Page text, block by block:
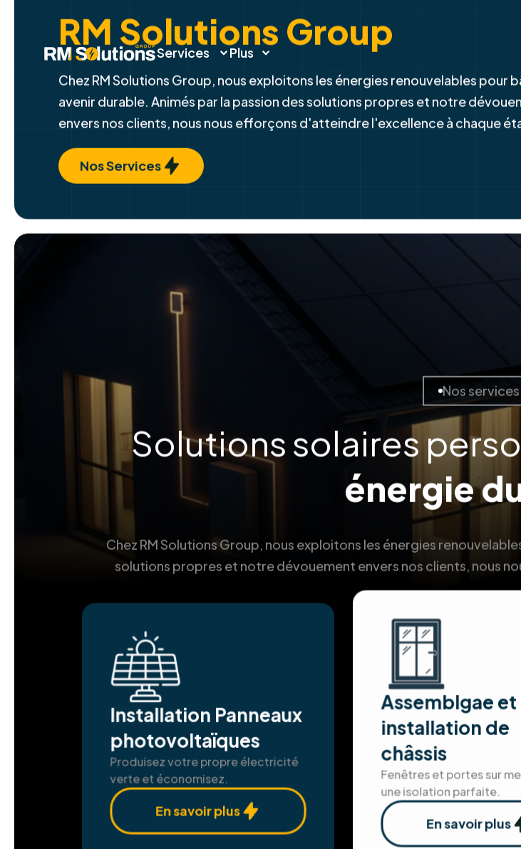
Services Plus
Éclairez votre avenir avec
RM Solutions Group
Chez RM Solutions Group, nous exploitons les énergies renouvelables pour
avenir durable. Animés par la passion des solutions propres et notre
envers nos clients, nous nous efforçons d'atteindre l'excellence à chaque
Nos services
Solutions solaires
énergie
Chez RM Solutions Group, nous exploitons les énergies
solutions propres et notre dévouement envers nos clients, nous
Installation Panneaux
photovoltaïques
Produisez votre propre électricité
verte et économisez.
Assemblgae et
installation de
châssis
Fenêtres et portes sur
une isolation parfaite.